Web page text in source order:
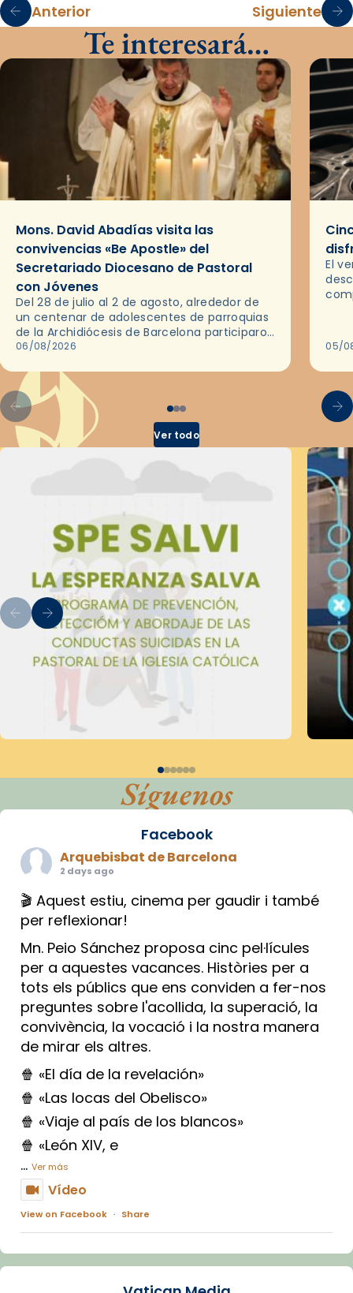
Anterior Siguiente
Te interesará…
Mons. David Abadías visita las
convivencias «Be Apostle» del
Secretariado Diocesano de Pastoral
con Jóvenes
Del 28 de julio al 2 de agosto, alrededor de
un centenar de adolescentes de parroquias
de la Archidiócesis de Barcelona participaron
en las convivencias Be Apostle, organizadas
06/08/2026
El
05/
Ver todo
Síguenos
Facebook
Arquebisbat de Barcelona
2 days ago
🎬 Aquest estiu, cinema per gaudir i també
per reflexionar!
Mn. Peio Sánchez proposa cinc pel·lícules
per a aquestes vacances. Històries per a
tots els públics que ens conviden a fer-nos
preguntes sobre l'acollida, la superació, la
convivència, la vocació i la nostra manera
de mirar els altres.
🍿 «El día de la revelación»
🍿 «Las locas del Obelisco»
🍿 «Viaje al país de los blancos»
🍿 «León XIV, e
... Ver más
Vídeo
View on Facebook · Share
Arquebisbat de Barcelona